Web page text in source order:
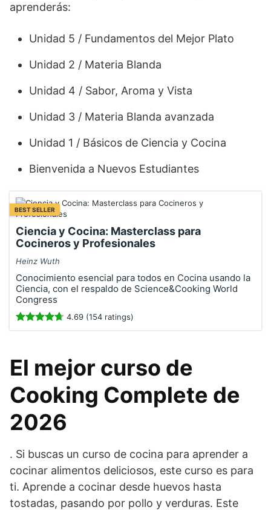
aprenderás:
Unidad 5 / Fundamentos del Mejor Plato
Unidad 2 / Materia Blanda
Unidad 4 / Sabor, Aroma y Vista
Unidad 3 / Materia Blanda avanzada
Unidad 1 / Básicos de Ciencia y Cocina
Bienvenida a Nuevos Estudiantes
BEST SELLER
Ciencia y Cocina: Masterclass para
Cocineros y Profesionales
Heinz Wuth
Conocimiento esencial para todos en Cocina usando la
Ciencia, con el respaldo de Science&Cooking World
Congress
4.69 (154 ratings)
El mejor curso de
Cooking Complete de
2026
. Si buscas un curso de cocina para aprender a
cocinar alimentos deliciosos, este curso es para
ti. Aprende a cocinar desde huevos hasta
tostadas, pasando por pollo y verduras. Este